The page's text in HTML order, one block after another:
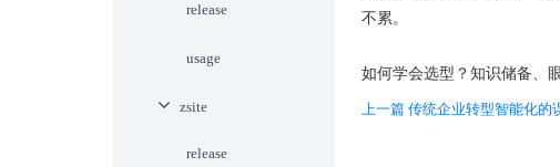
不累。
如何学会选型？知识储备、
上一篇 传统企业转型智能化的
release
usage
zsite
release